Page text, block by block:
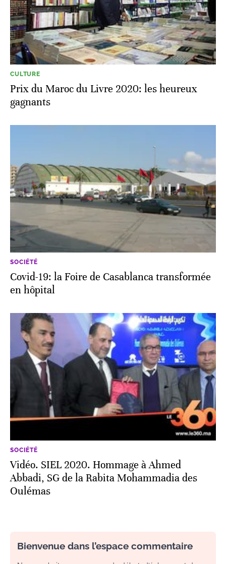
CULTURE
Prix du Maroc du Livre 2020: les heureux
gagnants
SOCIÉTÉ
Covid-19: la Foire de Casablanca transformée
en hôpital
SOCIÉTÉ
Vidéo. SIEL 2020. Hommage à Ahmed
Abbadi, SG de la Rabita Mohammadia des
Oulémas
Bienvenue dans l’espace commentaire